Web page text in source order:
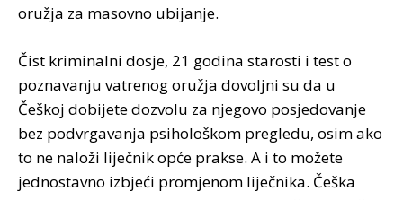
oružja za masovno ubijanje.
Čist kriminalni dosje, 21 godina starosti i test o
poznavanju vatrenog oružja dovoljni su da u
Češkoj dobijete dozvolu za njegovo posjedovanje
bez podvrgavanja psihološkom pregledu, osim ako
to ne naloži liječnik opće prakse. A i to možete
jednostavno izbjeći promjenom liječnika. Češka